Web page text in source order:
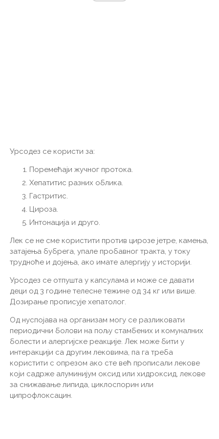
Урсодез се користи за:
Поремећаји жучног протока.
Хепатитис разних облика.
Гастритис.
Цироза.
Интонација и друго.
Лек се не сме користити против цирозе јетре, камења,
затајења бубрега, упале пробавног тракта, у току
трудноће и дојења, ако имате алергију у историји.
Урсодез се отпушта у капсулама и може се давати
деци од 3 године телесне тежине од 34 кг или више.
Дозирање прописује хепатолог.
Од нуспојава на организам могу се разликовати
периодични болови на пољу стамбених и комуналних
болести и алергијске реакције. Лек може бити у
интеракцији са другим лековима, па га треба
користити с опрезом ако сте већ прописали лекове
који садрже алуминијум оксид или хидроксид, лекове
за снижавање липида, циклоспорин или
ципрофлоксацин.